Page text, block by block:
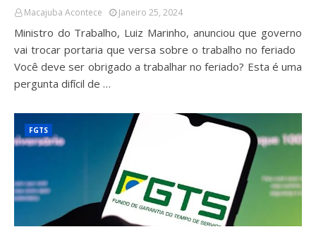
Macajuba Acontece Janeiro 25, 2024
Ministro do Trabalho, Luiz Marinho, anunciou que governo
vai trocar portaria que versa sobre o trabalho no feriado
Você deve ser obrigado a trabalhar no feriado? Esta é uma
pergunta difícil de …
FGTS